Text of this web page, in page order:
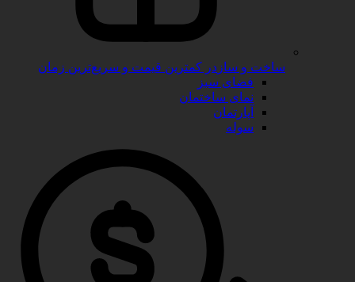
ساخت و ساز در کمترین قیمت و سریع‌ترین زمان
فضای سبز
نمای ساختمان
آپارتمان
سوله